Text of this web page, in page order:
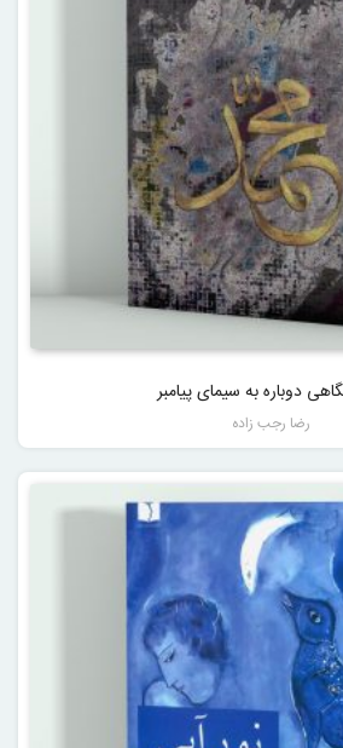
دوباره به سیمای پیامبر
رضا رجب زاده